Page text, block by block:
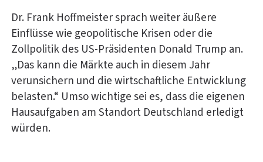
Dr. Frank Hoffmeister sprach weiter äußere
Einflüsse wie geopolitische Krisen oder die
Zollpolitik des US-Präsidenten Donald Trump an.
„Das kann die Märkte auch in diesem Jahr
verunsichern und die wirtschaftliche Entwicklung
belasten.“ Umso wichtige sei es, dass die eigenen
Hausaufgaben am Standort Deutschland erledigt
würden.